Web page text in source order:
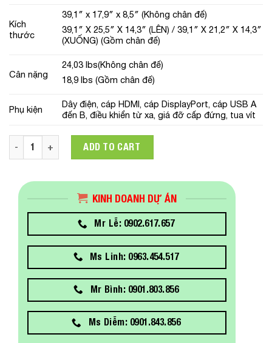
Kích
thước
39,1″ x 17,9″ x 8,5″ (Không chân đế)
39,1″ X 25,5″ X 14,3″ (LÊN) / 39,1″ X 21,2″ X 14,3″
(XUỐNG) (Gồm chân đế)
Cân nặng
24,03 lbs(Không chân đế)
18,9 lbs (Gồm chân đế)
Phụ kiện
Dây điện, cáp HDMI, cáp DisplayPort, cáp USB A
đến B, điều khiển từ xa, giá đỡ cấp đứng, tua vít
Màn hình LG UltraGear 45GR95QE-B.ATV | 45 in QHD |
ADD TO CART
KINH DOANH DỰ ÁN
Mr Lễ: 0902.617.657
Ms Linh: 0963.454.517
Mr Bình: 0901.803.856
Ms Diễm: 0901.843.856